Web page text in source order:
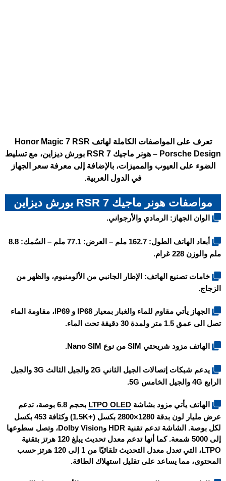
تعرف على المواصفات الكاملة لهاتف Honor Magic 7 RSR
Porsche Design – هونر ماجيك 7 RSR بورش ديزاين، مع تسليط
الضوء على العيوب والمميزات، بالإضافة إلى معرفة سعر الجهاز
في الدول العربية.
مواصفات هونر ماجيك 7 RSR بورش ديزاين
الوان الجهاز: الرمادي والأرجواني.
أبعاد الهاتف الطول: 162.7 ملم – العرض: 77.1 ملم – السُمك: 8.8
ملم والوزن 228 غرام.
خامات تصنيع الهاتف: الإطار الجانبي من الألومنيوم، والظهر من
الزجاج.
الجهاز يأتي مقاوم للماء والغبار بمعيار IP68 و IP69، مقاومة الماء
تصل الى عمق 1.5 متر ولمدة 30 دقيقة تحت الماء.
الهاتف مزود شريحتي SIM من نوع Nano SIM.
يدعم شبكات إتصالات الجيل الثاني 2G والجيل الثالث 3G والجيل
الرابع 4G والجيل الخامس 5G.
الهاتف يأتي مزود بشاشة LTPO OLED
بحجم 6.8 بوصة، تدعم
عرض مليار لون بدقة 1280×2800 بكسل (+1.5K) وكثافة 453 بكسل
لكل بوصة. الشاشة تدعم تقنية HDR وDolby Vision، وتصل سطوعها
إلى 5000 شمعة. كما أنها تدعم معدل تحديث يبلغ 120 هرتز بتقنية
LTPO، التي تعدل معدل التحديث تلقائيًا من 1 إلى 120 هرتز حسب
المحتوى، مما يساعد على تقليل استهلاك الطاقة.